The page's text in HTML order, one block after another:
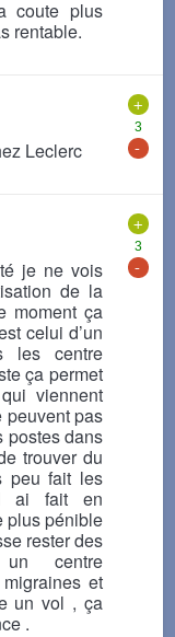
coute plus
rentable.
+
3
-
Leclerc
+
3
-
je ne vois
de la
moment ça
celui d’un
les centre
ça permet
viennent
peuvent pas
postes dans
trouver du
peu fait les
l ai fait en
plus pénible
rester des
centre
et
un vol , ça
.